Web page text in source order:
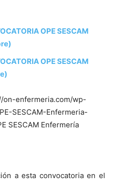
OPE SESCAM
OPE SESCAM
enfermeria.com/wp-
SESCAM-Enfermeria-
SESCAM Enfermería
a esta convocatoria en el